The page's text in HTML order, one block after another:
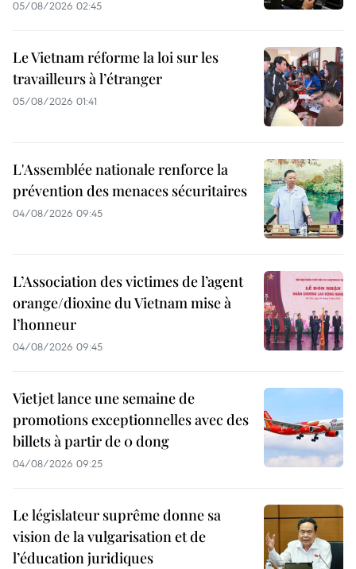
05/08/2026 02:45
Le Vietnam réforme la loi sur les
travailleurs à l’étranger
05/08/2026 01:41
L'Assemblée nationale renforce la
prévention des menaces sécuritaires
04/08/2026 09:45
L’Association des victimes de l’agent
orange/dioxine du Vietnam mise à
l’honneur
04/08/2026 09:45
Vietjet lance une semaine de
promotions exceptionnelles avec des
billets à partir de 0 dong
04/08/2026 09:25
Le législateur suprême donne sa
vision de la vulgarisation et de
l’éducation juridiques